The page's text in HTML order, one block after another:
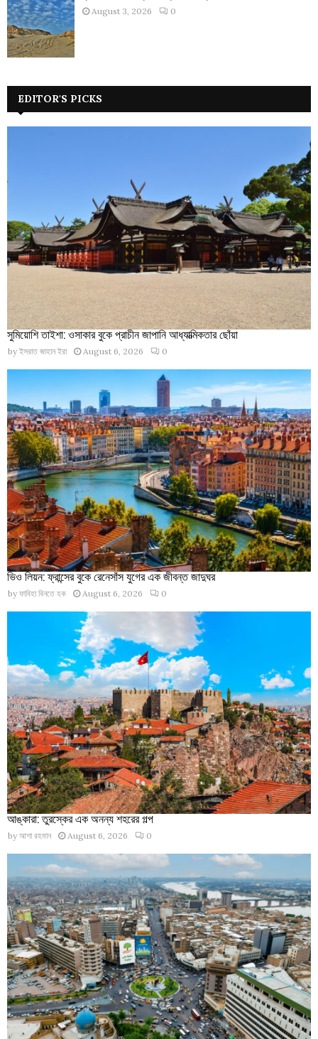
August 3, 2026 0
EDITOR'S PICKS
সুমিয়োশি তাইশা: ওসাকার বুকে প্রাচীন জাপানি আধ্যাত্মিকতার ছোঁয়া
by ইসরাত জাহান ইরা August 6, 2026 0
ভিও লিয়ন: ফ্রান্সের বুকে রেনেসাঁস যুগের এক জীবন্ত জাদুঘর
by ফাবিহা বিনতে হক August 6, 2026 0
আঙ্কারা: তুরস্কের এক অনন্য শহরের গল্প
by আশা রহমান August 6, 2026 0